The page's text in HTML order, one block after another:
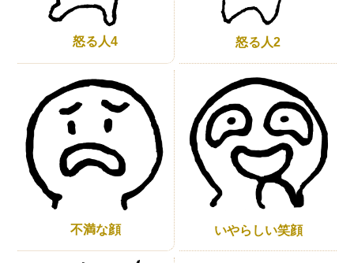
怒る人4 怒る人2
不満な顔 いやらしい笑顔